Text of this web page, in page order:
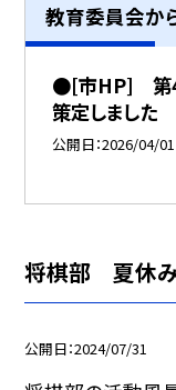
教育委員会か
●[市HP] 第4
策定しました
公開日 2026/04/01
将棋部 夏休
公開日 2024/07/31